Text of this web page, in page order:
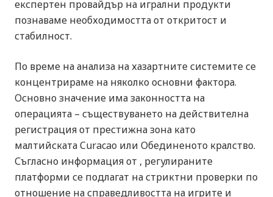
експертен провайдър на игрални продукти
познаваме необходимостта от откритост и
стабилност.
По време на анализа на хазартните системите се
концентрираме на няколко основни фактора.
Основно значение има законността на
операцията – съществуването на действителна
регистрация от престижна зона като
малтийската Curacao или Обединеното кралство.
Съгласно информация от , регулираните
платформи се подлагат на стриктни проверки по
отношение на справедливостта на игрите и